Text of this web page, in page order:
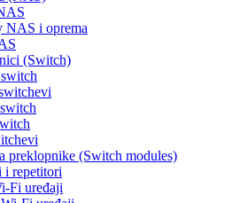
NAS i oprema
(Switch)
preklopnike (Switch modules)
i repetitori
Fi uređaji